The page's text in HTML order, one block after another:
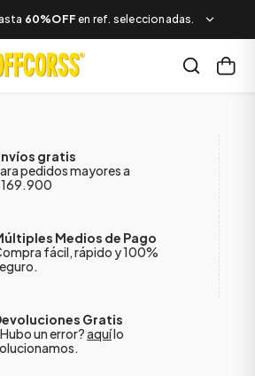
60%OFF en ref. seleccionadas.
gratis
pedidos mayores a
Medios de Pago
fácil, rápido y 100%
Gratis
un error?aquílo